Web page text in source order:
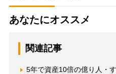
あなたにオススメ
関連記事
5年で資産10倍の億り人・